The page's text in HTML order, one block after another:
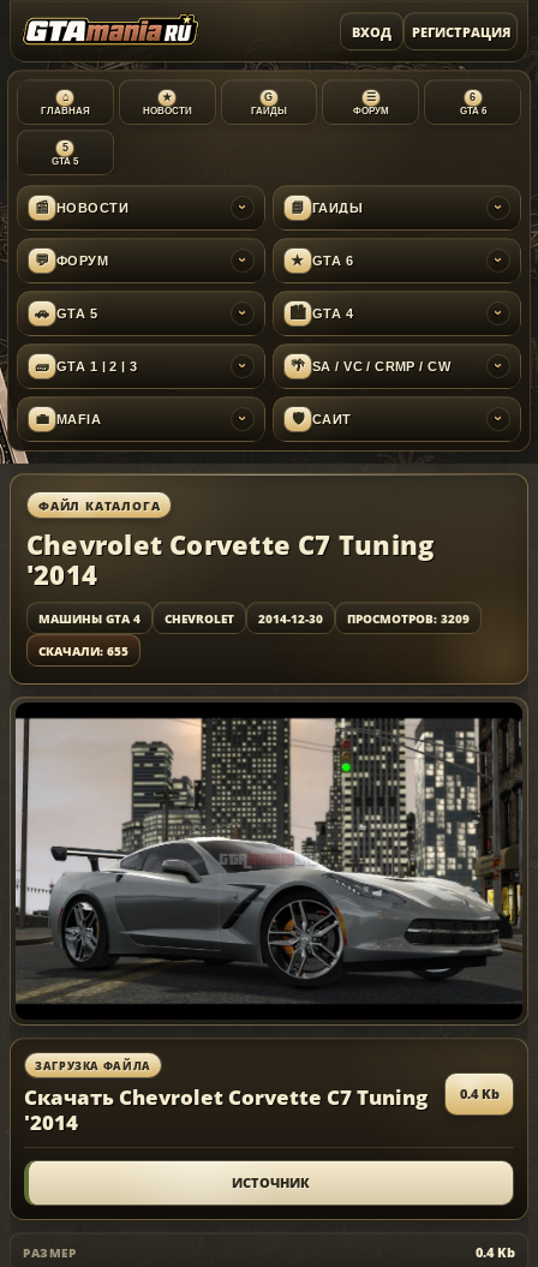
ВХОД РЕГИСТРАЦИЯ
⌂
ГЛАВНАЯ
★
НОВОСТИ
G
ГАЙДЫ
☰
ФОРУМ
6
GTA 6
5
GTA 5
📰 НОВОСТИ › 📘 ГАЙДЫ ›
💬 ФОРУМ › ★ GTA 6 ›
🚗 GTA 5 › 🏙 GTA 4 ›
🧱 GTA 1 | 2 | 3 › 🌴 SA / VC / CRMP / CW ›
💼 MAFIA › 🛡 САЙТ ›
ФАЙЛ КАТАЛОГА
Chevrolet Corvette C7 Tuning
'2014
МАШИНЫ GTA 4 CHEVROLET 2014-12-30
ПРОСМОТРОВ: 3209
СКАЧАЛИ: 655
ЗАГРУЗКА ФАЙЛА
Скачать Chevrolet Corvette C7 Tuning
'2014
0.4 Kb
ИСТОЧНИК
РАЗМЕР 0.4 Kb